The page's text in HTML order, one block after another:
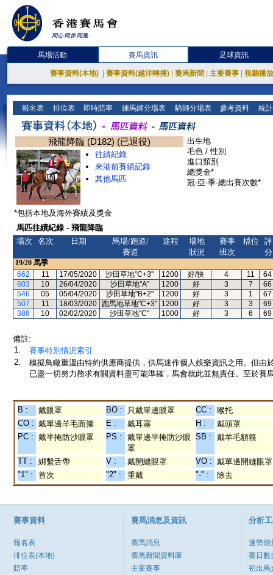
馬場活動 賽馬資訊 足球資訊
賽事資料(本地) 賽事資料(越洋轉播) 賽馬新聞 主要賽事 視聽播
報名表 排位表 即時賠率 練馬師分場表 騎師分場表 參考資料 統
飛龍降臨 (D182) (已退役)
往績紀錄
來港前賽績記錄
其他馬匹
出生地
毛色 / 性別
進口類別
總獎金*
冠-亞-季-總出賽次數*
*包括本地及海外賽績及獎金
馬匹往績紀錄 - 飛龍降臨
場次
名次 日期
馬場/跑道/
賽道
途程
場地
狀況
賽事
班次
檔位
評
分
19/20 馬季
662
11 17/05/2020 沙田草地"C+3" 1200 好/快 4 11
64
603
10 26/04/2020 沙田草地"A" 1200 好 3 7
66
546
05 05/04/2020 沙田草地"B+2" 1200 好 3 1
67
507
11 18/03/2020 跑馬地草地"C+3" 1200 好 3 3
69
388
10 02/02/2020 沙田草地"C" 1000 好 3 6 69
備註:
1.
賽事特別情況索引
2.
模擬鳥瞰重溫由特約供應商提供，供馬迷作個人娛樂資訊之用。但
已盡一切努力務求有關資料盡可能準確，馬會就此並無責任。至於賽
B : 戴眼罩 BO : 只戴單邊眼罩 CC :
喉托
CO : 戴單邊羊毛面箍 E : 戴耳塞 H :
戴頭罩
PC : 戴半掩防沙眼罩 PS :
戴單邊半掩防沙眼
罩
SB : 戴羊毛額箍
TT : 綁繫舌帶 V : 戴開縫眼罩 VO : 戴單邊開縫眼罩
"1" :
首次 "2" : 重戴 "-" : 除去
賽事資料
報名表
排位表(本地)
賠率
賽馬消息及資訊
賽馬消息
賽馬新聞資料庫
主要賽事
分析
速勢能
賽日數
初出馬